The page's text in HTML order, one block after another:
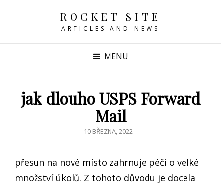
ROCKET SITE
ARTICLES AND NEWS
MENU
jak dlouho USPS Forward
Mail
POSTED
10 BŘEZNA, 2022
přesun na nové místo zahrnuje péči o velké
množství úkolů. Z tohoto důvodu je docela